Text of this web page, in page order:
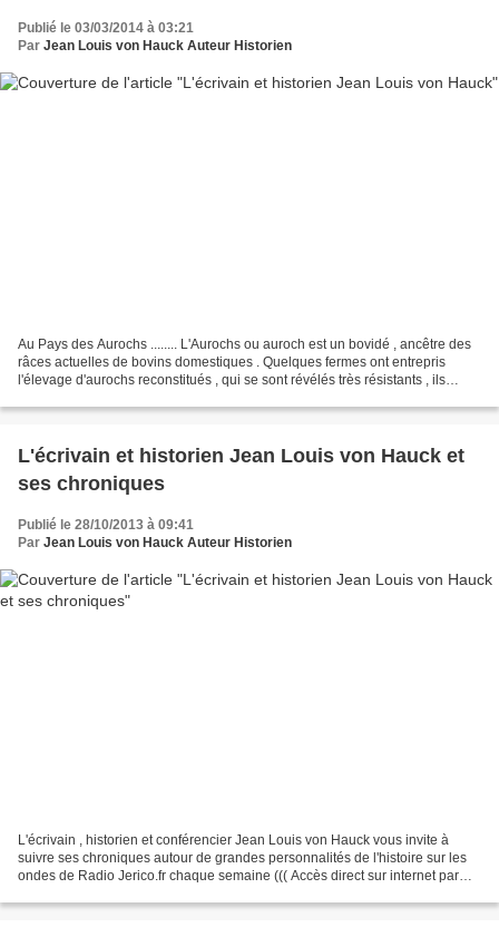
Publié le 03/03/2014 à 03:21
Par Jean Louis von Hauck Auteur Historien
Au Pays des Aurochs ........ L'Aurochs ou auroch est un bovidé , ancêtre des
râces actuelles de bovins domestiques . Quelques fermes ont entrepris
l'élevage d'aurochs reconstitués , qui se sont révélés très résistants , ils
L'écrivain et historien Jean Louis von Hauck et
ses chroniques
Publié le 28/10/2013 à 09:41
Par Jean Louis von Hauck Auteur Historien
L'écrivain , historien et conférencier Jean Louis von Hauck vous invite à
suivre ses chroniques autour de grandes personnalités de l'histoire sur les
ondes de Radio Jerico.fr chaque semaine ((( Accès direct sur internet par